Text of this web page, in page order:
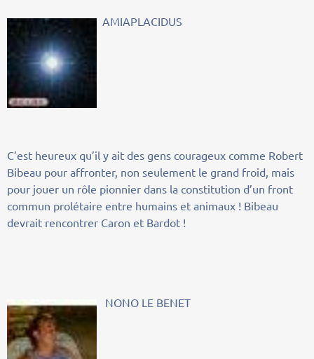
AMIAPLACIDUS
C’est heureux qu’il y ait des gens courageux comme Robert
Bibeau pour affronter, non seulement le grand froid, mais
pour jouer un rôle pionnier dans la constitution d’un front
commun prolétaire entre humains et animaux ! Bibeau
devrait rencontrer Caron et Bardot !
NONO LE BENET